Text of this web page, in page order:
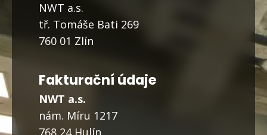
NWT a.s.
tř. Tomáše Bati 269
760 01 Zlín
Fakturační údaje
NWT a.s.
nám. Míru 1217